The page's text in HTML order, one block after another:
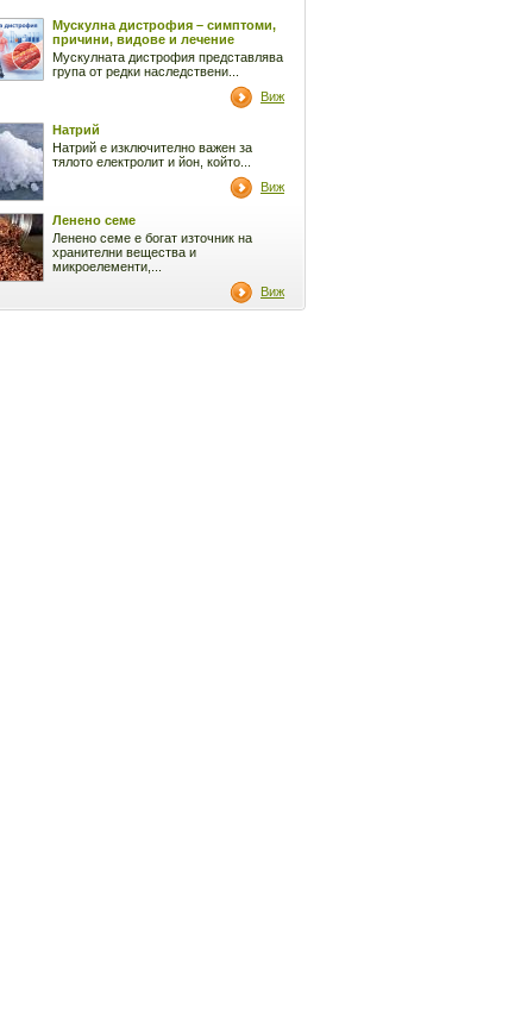
Мускулна дистрофия – симптоми,
причини, видове и лечение
Мускулната дистрофия представлява
група от редки наследствени...
Виж
Натрий
Натрий е изключително важен за
тялото електролит и йон, който...
Виж
Ленено семе
Ленено семе е богат източник на
хранителни вещества и
микроелементи,...
Виж